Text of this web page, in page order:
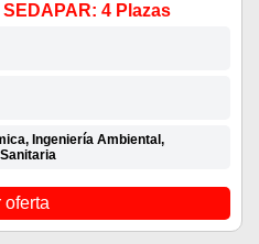
4 Plazas
Ingeniería Ambiental,
oferta